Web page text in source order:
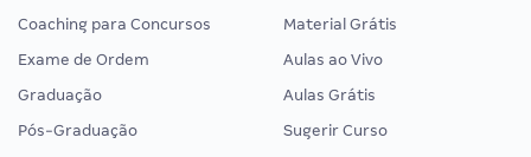
Coaching para Concursos
Exame de Ordem
Graduação
Pós-Graduação
Material Grátis
Aulas ao Vivo
Aulas Grátis
Sugerir Curso